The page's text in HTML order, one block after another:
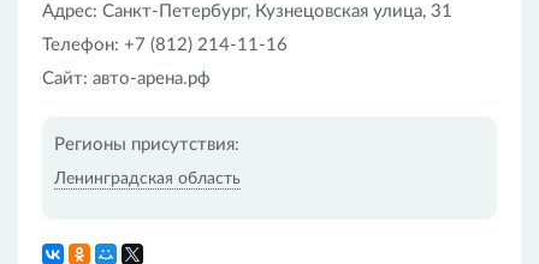
Адрес: Санкт-Петербург, Кузнецовская улица, 31
Телефон: +7 (812) 214-11-16
Сайт: авто-арена.рф
Регионы присутствия:
Ленинградская область